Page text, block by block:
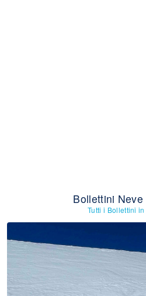
Bollettini
Tutti i Bollettini